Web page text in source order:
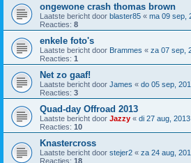
ongewone crash thomas brown
Laatste bericht door blaster85 « ma 09 sep,
Reacties: 8
enkele foto's
Laatste bericht door Brammes « za 07 sep,
Reacties: 1
Net zo gaaf!
Laatste bericht door James « do 05 sep,
Reacties: 3
Quad-day Offroad 2013
Laatste bericht door Jazzy « di 27 aug,
Reacties: 10
Knastercross
Laatste bericht door stejer2 « za 24 aug,
Reacties: 18